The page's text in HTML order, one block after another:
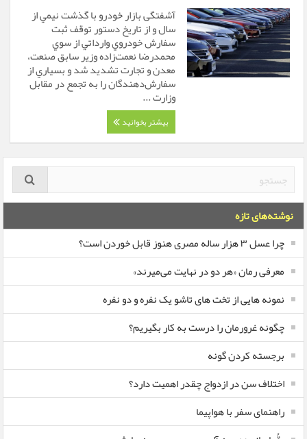
آشفتگی بازار خودرو با گذشت نيمي از
سال و از تاريخ دستور توقف ثبت
سفارش خودروي وارداتي از سوي
محمدرضا نعمت‌زاده وزیر سابق صنعت،
معدن و تجارت تشديد شد و بسياري از
سفارش‌دهندگان را به تجمع در مقابل
وزارت ...
بیشتر بخوانید
نوشته‌های تازه
چرا عسل ۳ هزار ساله‌ مصری هنوز قابل خوردن است؟
معرفی رمان «هر دو در نهایت می‌میرند»
نمونه هایی از تخت های تاشو یک نفره و دو نفره
چگونه غرورمان را درست به کار بگیریم؟
برجسته کردن گونه
اختلاف سن در ازدواج چقدر اهمیت دارد؟
راهنمای سفر با هواپیما